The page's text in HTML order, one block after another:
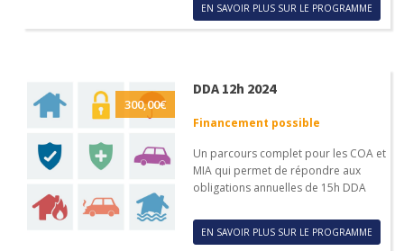
EN SAVOIR PLUS SUR LE PROGRAMME
300,00€
DDA 12h 2024
Financement possible
Un parcours complet pour les COA et
MIA qui permet de répondre aux
obligations annuelles de 15h DDA
EN SAVOIR PLUS SUR LE PROGRAMME